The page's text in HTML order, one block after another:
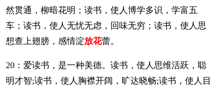
然贯通，柳暗花明；读书，使人博学多识，学富五
车；读书，使人无忧无虑，回味无穷；读书，使人思
想查上翅膀，感情淀放花蕾。
20：爱读书，是一种美德。读书，使人思维活跃，聪
明才智;读书，使人胸襟开阔，旷达晓畅;读书，使人目